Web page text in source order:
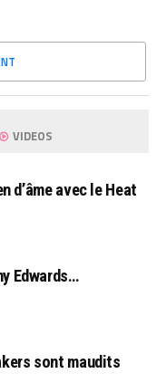
VIDEOS
d’âme avec le Heat
Edwards…
sont maudits